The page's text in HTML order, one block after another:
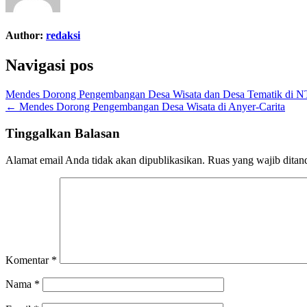
Author: redaksi
Navigasi pos
Mendes Dorong Pengembangan Desa Wisata dan Desa Tematik di
← Mendes Dorong Pengembangan Desa Wisata di Anyer-Carita
Tinggalkan Balasan
Alamat email Anda tidak akan dipublikasikan. Ruas yang wajib
Komentar *
Nama *